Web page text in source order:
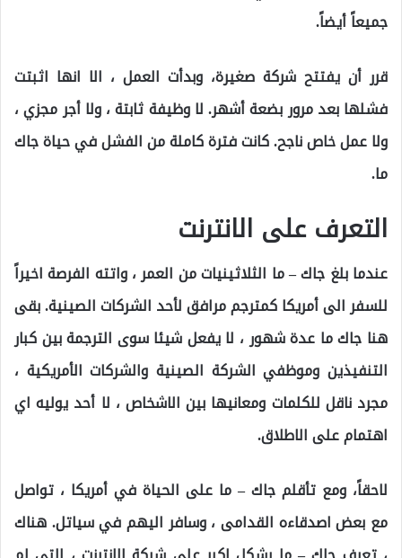
جميعاً أيضاً.
قرر أن يفتتح شركة صغيرة، وبدأت العمل ، الا انها اثبتت
فشلها بعد مرور بضعة أشهر. لا وظيفة ثابتة ، ولا أجر مجزي ،
ولا عمل خاص ناجح. كانت فترة كاملة من الفشل في حياة جاك
ما.
التعرف على الانترنت
عندما بلغ جاك – ما الثلاثينيات من العمر ، واتته الفرصة اخيراً
للسفر الى أمريكا كمترجم مرافق لأحد الشركات الصينية. بقى
هنا جاك ما عدة شهور ، لا يفعل شيئا سوى الترجمة بين كبار
التنفيذين وموظفي الشركة الصينية والشركات الأمريكية ،
مجرد ناقل للكلمات ومعانيها بين الاشخاص ، لا أحد يوليه اي
اهتمام على الاطلاق.
لاحقاً، ومع تأقلم جاك – ما على الحياة في أمريكا ، تواصل
مع بعض اصدقاءه القدامى ، وسافر اليهم في سياتل. هناك